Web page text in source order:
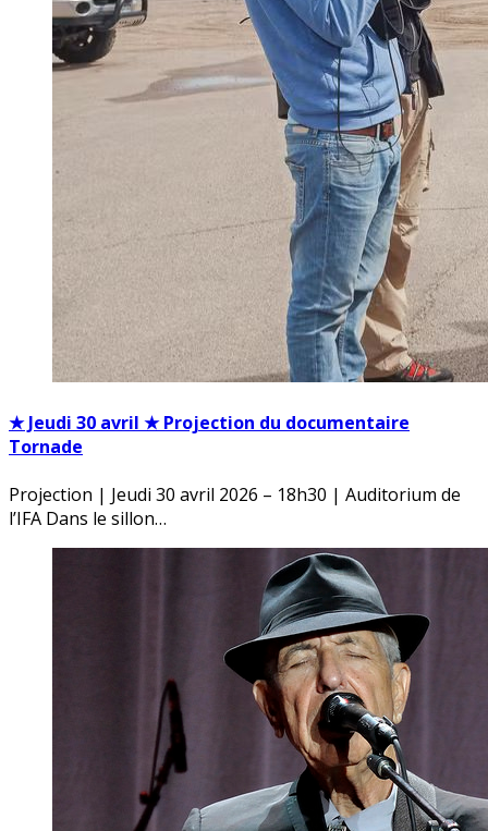
★ Jeudi 30 avril ★ Projection du documentaire
Tornade
Projection | Jeudi 30 avril 2026 – 18h30 | Auditorium de
l’IFA Dans le sillon…